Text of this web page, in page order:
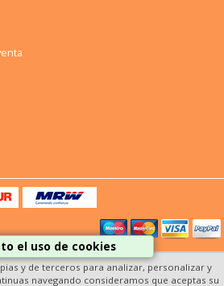
el uso de cookies
y de terceros para analizar, personalizar y
navegando consideramos que aceptas su